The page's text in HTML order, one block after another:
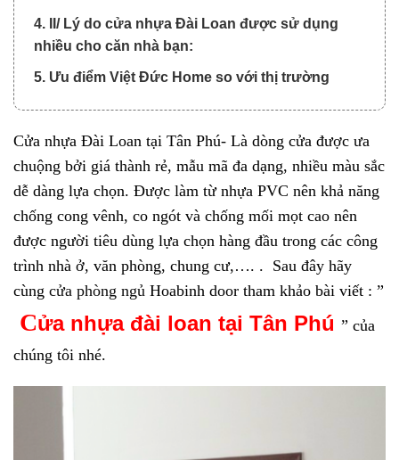
4. II/ Lý do cửa nhựa Đài Loan được sử dụng
nhiều cho căn nhà bạn:
5. Ưu điểm Việt Đức Home so với thị trường
Cửa nhựa Đài Loan tại Tân Phú- Là dòng cửa được ưa
chuộng bởi giá thành rẻ, mẫu mã đa dạng, nhiều màu sắc
dễ dàng lựa chọn. Được làm từ nhựa PVC nên khả năng
chống cong vênh, co ngót và chống mối mọt cao nên
được người tiêu dùng lựa chọn hàng đầu trong các công
trình nhà ở, văn phòng, chung cư,…. . Sau đây hãy
cùng cửa phòng ngủ Hoabinh door tham khảo bài viết : ”
Cửa nhựa đài loan tại Tân Phú ” của
chúng tôi nhé.